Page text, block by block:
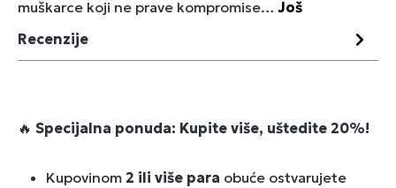
muškarce koji ne prave kompromise…Još
Recenzije
🔥 Specijalna ponuda: Kupite više, uštedite 20%!
Kupovinom 2 ili više para obuće ostvarujete